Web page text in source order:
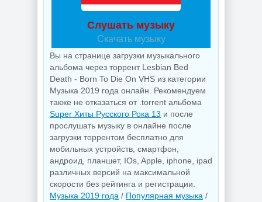
Слушать музыку
Скачать музыку
Вы на странице загрузки музыкального
альбома через торрент Lesbian Bed
Death - Born To Die On VHS из категории
Музыка 2019 года онлайн. Рекомендуем
также не отказаться от .torrent альбома
Super Хиты Русского Рока 13 и после
прослушать музыку в онлайне после
загрузки торрентом бесплатно для
мобильных устройств, смартфон,
андроид, планшет, IOs, Apple, iphone, ipad
различных версий на максимальной
скорости без рейтинга и регистрации.
Музыка 2019 года / Популярная музыка /